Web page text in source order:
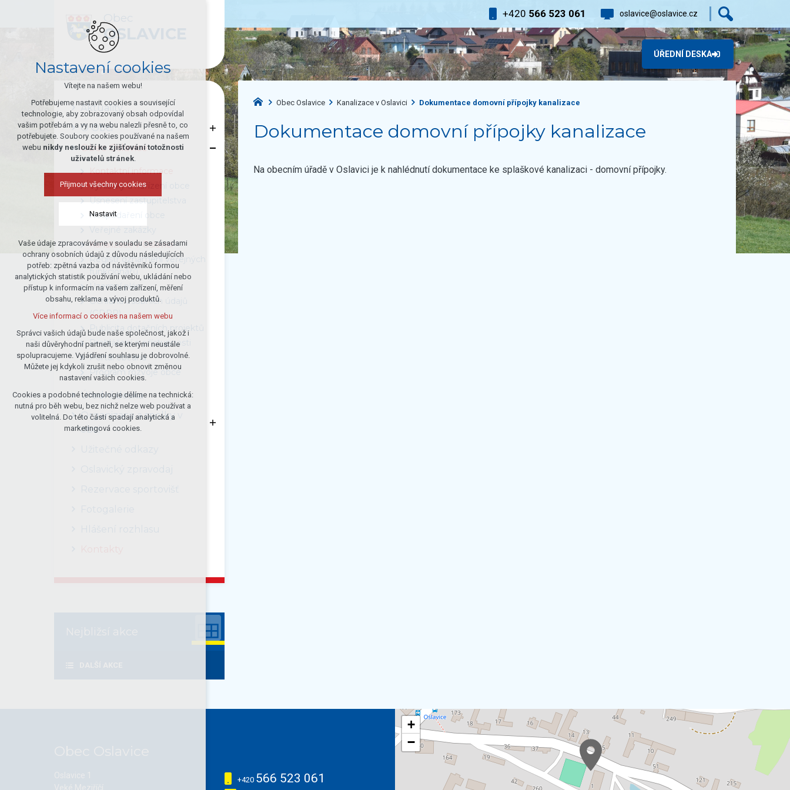
OSLAVICE
+420 566 523 061 oslavice@oslavice.cz
ÚŘEDNÍ DESKA
Obec Oslavice Kanalizace v Oslavici Dokumentace domovní přípojky kanalizace
Dokumentace domovní přípojky kanalizace
Na obecním úřadě v Oslavici je k nahlédnutí dokumentace ke splaškové kanalizaci - domovní přípojky.
Aktuality
O Obci
Obec Oslavice
Kontaktní informace
Vyhlášky a nařízení obce
Usnesení zastupitelstva
Hospodaření obce
Kanalizace v Oslavici
Registr oznámení veřejných
funkcionářů
Územní plán
Ochrana osobních údajů
(GDPR)
Publicita dotačních projektů
Prohlášení o přístupnosti
Portál občana
Program rozvoje obce
Úřední deska
Organizace a spolky v
obci
+420 566 523 061
+
−
Nastavení cookies
Vítejte na našem webu!
Potřebujeme nastavit cookies a související
technologie, aby zobrazovaný obsah odpovídal
vašim potřebám a vy na webu nalezli přesně to, co
potřebujete. Soubory cookies používané na našem
webu nikdy neslouží ke zjišťování totožnosti
uživatelů stránek.
Přijmout všechny cookies
Nastavit
Technická cookies
nutná pro provozování webu
udržení kontextu stránek (session):
případná přihlášení, volby jazyka, apod.
Volitelná cookies
analytická pro anonymizované
vyhodnocení návštěvnosti
marketingová cookies (Google)
Více informací o cookies na našem webu
Přijmout všechny cookies
Odmítnout vše
Vaše údaje zpracováváme v souladu se zásadami
ochrany osobních údajů z důvodu následujících
potřeb: zpětná vazba od návštěvníků formou
analytických statistik používání webu, ukládání nebo
přístup k informacím na vašem zařízení, měření
obsahu, reklama a vývoj produktů.
Více informací o cookies na našem webu
Správci vašich údajů bude naše společnost, jakož i
naši důvěryhodní partneři, se kterými neustále
spolupracujeme. Vyjádření souhlasu je dobrovolné.
Můžete jej kdykoli zrušit nebo obnovit změnou
nastavení vašich cookies.
Cookies a podobné technologie dělíme na technická:
nutná pro běh webu, bez nichž nelze web používat a
volitelná. Do této části spadají analytická a
marketingová cookies.